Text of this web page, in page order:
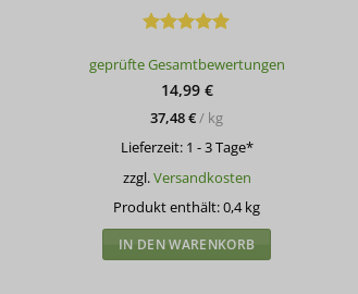
mit4.94
von 5
geprüfte Gesamtbewertungen
14,99 €
37,48€/ kg
Lieferzeit: 1 - 3 Tage*
zzgl.Versandkosten
Produkt enthält: 0,4kg
IN DEN WARENKORB